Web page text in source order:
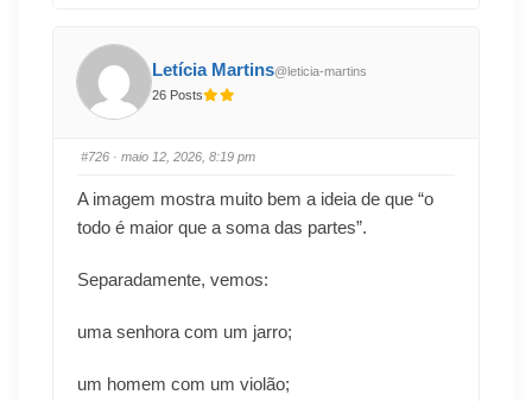
Letícia Martins@leticia-martins
26 Posts
#726 · maio 12, 2026, 8:19 pm
A imagem mostra muito bem a ideia de que “o
todo é maior que a soma das partes”.
Separadamente, vemos:
uma senhora com um jarro;
um homem com um violão;